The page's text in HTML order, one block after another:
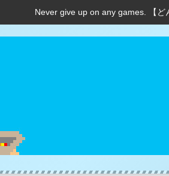
Never give up on any games. 【ど